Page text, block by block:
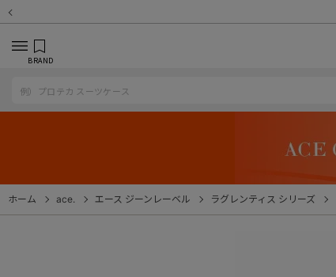
BRAND
ホーム ace. エース ジーンレーベル ラグレンティス シリーズ